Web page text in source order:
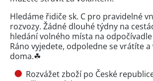
Hledáme řidiče sk. C pro pravidelné
rozvozy. Žádné dlouhé týdny na
hledání volného místa na
Ráno vyjedete, odpoledne se vrátíte a
doma.☘
Rozvážet zboží po České